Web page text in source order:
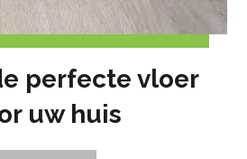
perfecte vloer
uw huis